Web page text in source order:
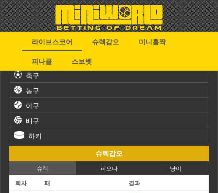
라이브스코어 슈렉갑오
미니홀짝
피나클
스보벳
축구
농구
야구
배구
하키
슈렉갑오
슈렉 피오나 냥이
회차 패 결과